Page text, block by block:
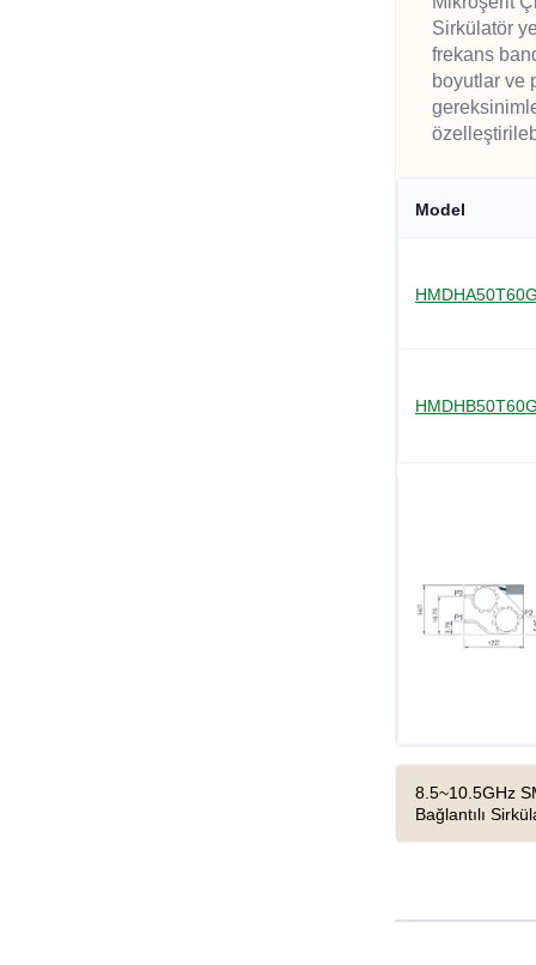
Sirkülatör
frekans
boyutlar ve
Model
8.5~10.5GHz
Bağlantılı